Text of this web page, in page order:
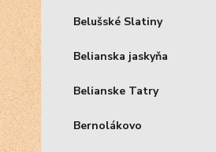
Belušské Slatiny
Belianska jaskyňa
Belianske Tatry
Bernolákovo